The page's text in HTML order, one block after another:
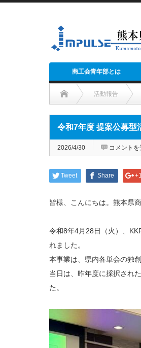
商工会青年部とは
活動報告
令和7年度 提案公募型
2026/4/30
令
提
案
型
活
進
事
会
は
コメント
Tweet Share +1
皆様、こんにちは。熊本県
令和8年4月28日（火）、
れました。
本事業は、県内各単会の独
当日は、昨年度に採択され
た。